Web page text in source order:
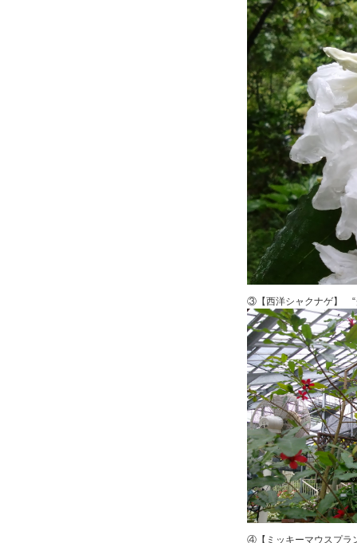
③【西洋シャクナゲ】 “
④【ミッキーマウスプラ